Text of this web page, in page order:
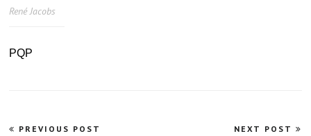
René Jacobs
PQP
Navegação
PREVIOUS POST NEXT POST